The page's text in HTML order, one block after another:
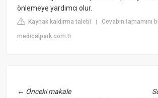
önlemeye yardımcı olur.
Kaynak kaldırma talebi |Cevabın tamamını
medicalpark.com.tr
← Önceki makale